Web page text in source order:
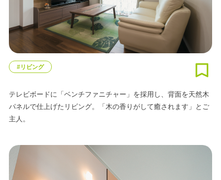
#リビング
テレビボードに「ベンチファニチャー」を採用し、背面を天然木
パネルで仕上げたリビング。「木の香りがして癒されます」とご
主人。